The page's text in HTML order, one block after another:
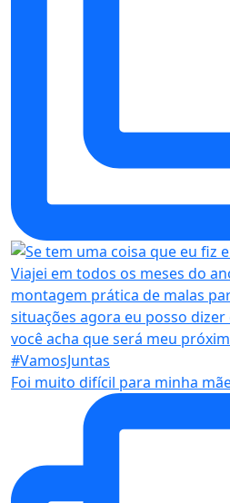
Foi muito difícil para minha